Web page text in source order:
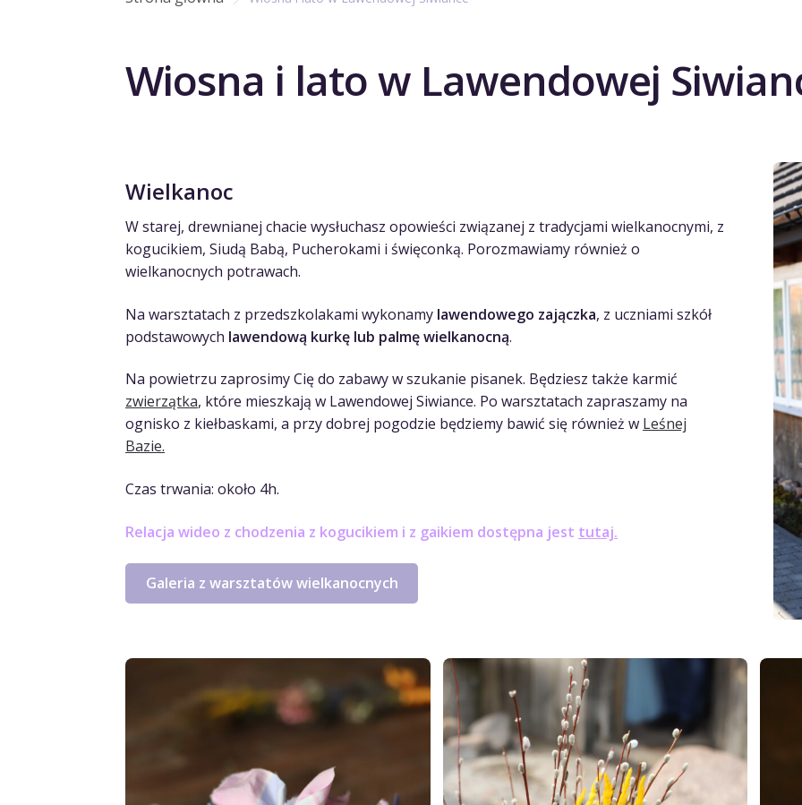
Wiosna i lato w Lawendowej
Wielkanoc
W starej, drewnianej chacie wysłuchasz opowieści związanej z tradycjami wielkanocnymi, z
kogucikiem, Siudą Babą, Pucherokami i święconką. Porozmawiamy również o
wielkanocnych potrawach.
Na warsztatach z przedszkolakami wykonamy lawendowego zajączka, z uczniami szkół
podstawowych lawendową kurkę lub palmę wielkanocną.
Na powietrzu zaprosimy Cię do zabawy w szukanie pisanek. Będziesz także karmić
zwierzątka, które mieszkają w Lawendowej Siwiance. Po warsztatach zapraszamy na
ognisko z kiełbaskami, a przy dobrej pogodzie będziemy bawić się również w Leśnej
Bazie.
Czas trwania: około 4h.
Relacja wideo z chodzenia z kogucikiem i z gaikiem dostępna jest tutaj.
Galeria z warsztatów wielkanocnych